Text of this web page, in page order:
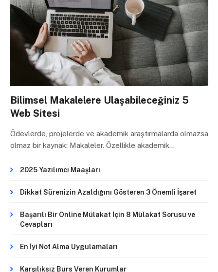
Bilimsel Makalelere Ulaşabileceğiniz 5
Web Sitesi
Ödevlerde, projelerde ve akademik araştırmalarda olmazsa
olmaz bir kaynak: Makaleler. Özellikle akademik…
2025 Yazılımcı Maaşları
Dikkat Sürenizin Azaldığını Gösteren 3 Önemli İşaret
Başarılı Bir Online Mülakat İçin 8 Mülakat Sorusu ve
Cevapları
En İyi Not Alma Uygulamaları
Karşılıksız Burs Veren Kurumlar